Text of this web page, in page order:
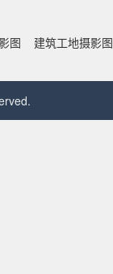
图
建筑工地摄影图